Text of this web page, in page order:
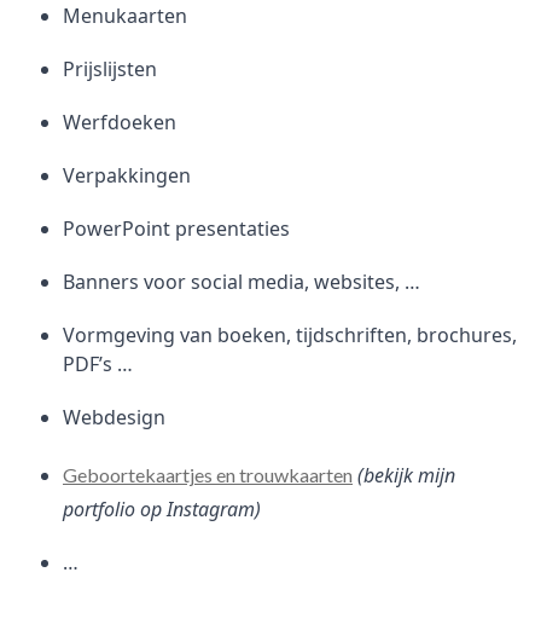
Menukaarten
Prijslijsten
Werfdoeken
Verpakkingen
PowerPoint presentaties
Banners voor social media, websites, …
Vormgeving van boeken, tijdschriften, brochures,
PDF’s …
Webdesign
Geboortekaartjes en trouwkaarten (bekijk mijn
portfolio op Instagram)
…